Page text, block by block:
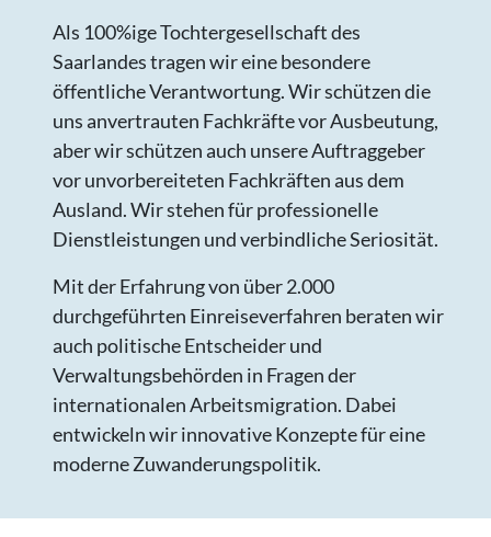
Als 100%ige Tochtergesellschaft des
Saarlandes tragen wir eine besondere
öffentliche Verantwortung. Wir schützen die
uns anvertrauten Fachkräfte vor Ausbeutung,
aber wir schützen auch unsere Auftraggeber
vor unvorbereiteten Fachkräften aus dem
Ausland. Wir stehen für professionelle
Dienstleistungen und verbindliche Seriosität.
Mit der Erfahrung von über 2.000
durchgeführten Einreiseverfahren beraten wir
auch politische Entscheider und
Verwaltungsbehörden in Fragen der
internationalen Arbeitsmigration. Dabei
entwickeln wir innovative Konzepte für eine
moderne Zuwanderungspolitik.